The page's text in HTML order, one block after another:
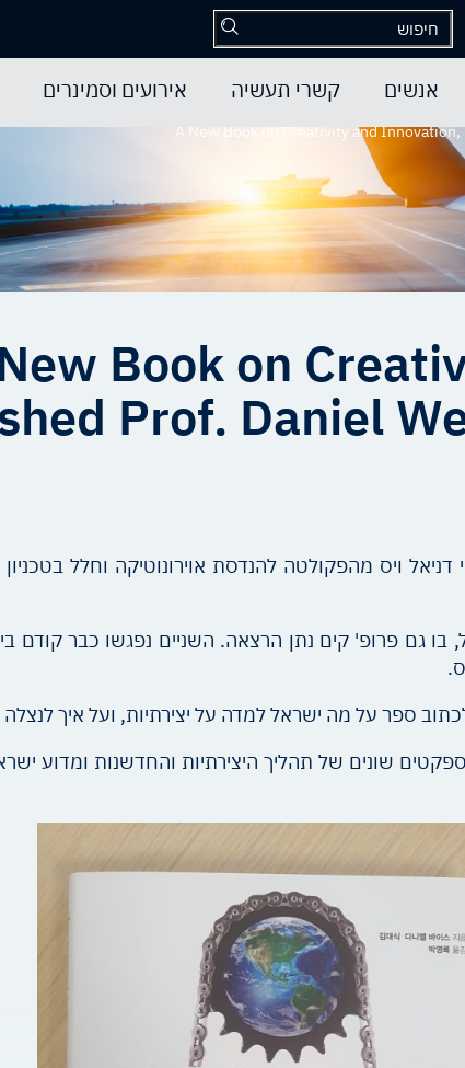
אנשים קשרי תעשיה אירועים וסמינרים
A New Book on Creativity and
Book on
Prof. Daniel
ויס מהפקולטה להנדסת אוירונוטיקה וחלל
בו גם פרופ' קים נתן הרצאה. השניים נפגשו כבר
שונים של תהליך היצירתיות והחדשנות ומדוע